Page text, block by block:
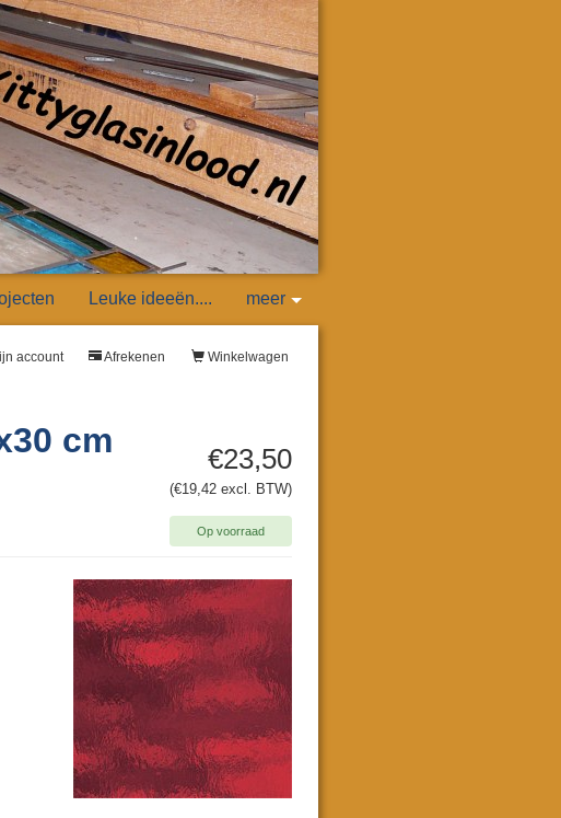
Leuke ideeën.... meer
Winkelwagen
Afrekenen
account
€23,50
(€19,42 excl. BTW)
Op voorraad
cm